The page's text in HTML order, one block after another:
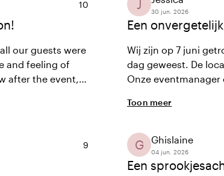
Gemiddelde beoordeling van 10 uit
10
our guests were
and feeling of
after the event,
was impeccable
Een
J 30 jun. 2026
Wij zijn op 7 juni
dag geweest. De
Onze eventmanager
fantastische dag
Toon meer
Gemiddelde beoordeling van 9 uit
9
Een
G Ghislaine
04 jun. 2026